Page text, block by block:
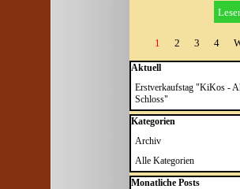
Aktuelle Seite:
1 Gehen Sie zu
2 Gehen Sie
3 4
Block überspringen
Aktuell
Erstverkaufstag "KiKos -
Schloss"
Block überspringen
Kategorien
Archiv
Alle Kategorien
Block überspringen
Monatliche Posts